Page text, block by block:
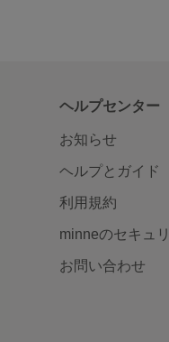
ヘルプセンター
お知らせ
ヘルプとガイド
利用規約
minneのセキュ
お問い合わせ